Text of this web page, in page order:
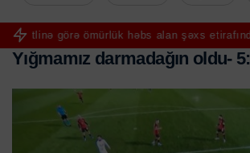
həbs alan şəxs etirafından imtina etdi
Yığmamız darmadağın oldu- 5: